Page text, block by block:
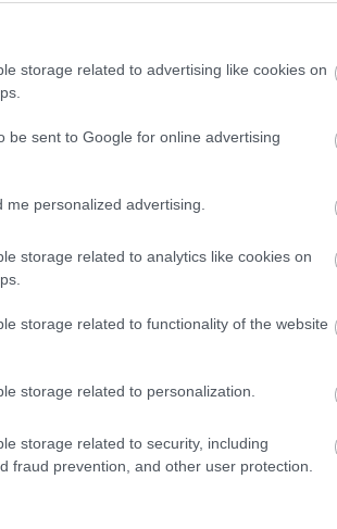
storage related to advertising like cookies on
be sent to Google for online advertising
personalized advertising.
storage related to analytics like cookies on
storage related to functionality of the website
storage related to personalization.
storage related to security, including
fraud prevention, and other user protection.
már-már terápia-
és fantáziánk
emlékéből kelt
csapattal. Tényleg
Vera.